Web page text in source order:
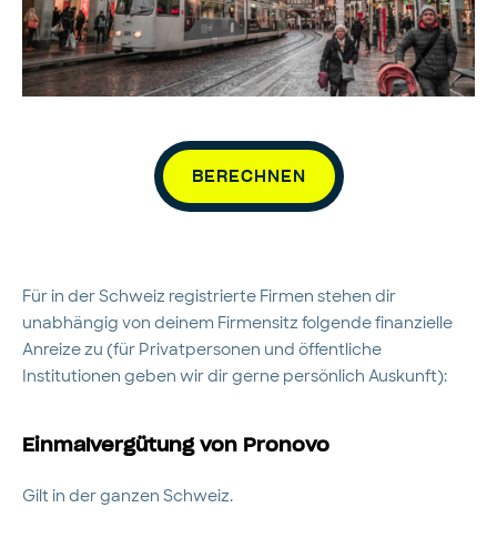
BERECHNEN
Für in der Schweiz registrierte Firmen stehen dir
unabhängig von deinem Firmensitz folgende finanzielle
Anreize zu (für Privatpersonen und öffentliche
Institutionen geben wir dir gerne persönlich Auskunft):
Einmalvergütung von Pronovo
Gilt in der ganzen Schweiz.